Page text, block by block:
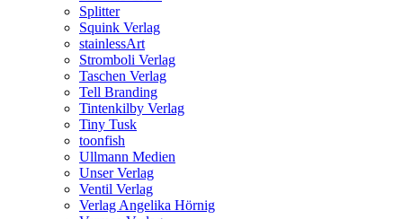
Splitter
Squink Verlag
stainlessArt
Stromboli Verlag
Taschen Verlag
Tell Branding
Tintenkilby Verlag
Tiny Tusk
toonfish
Ullmann Medien
Unser Verlag
Ventil Verlag
Verlag Angelika Hörnig